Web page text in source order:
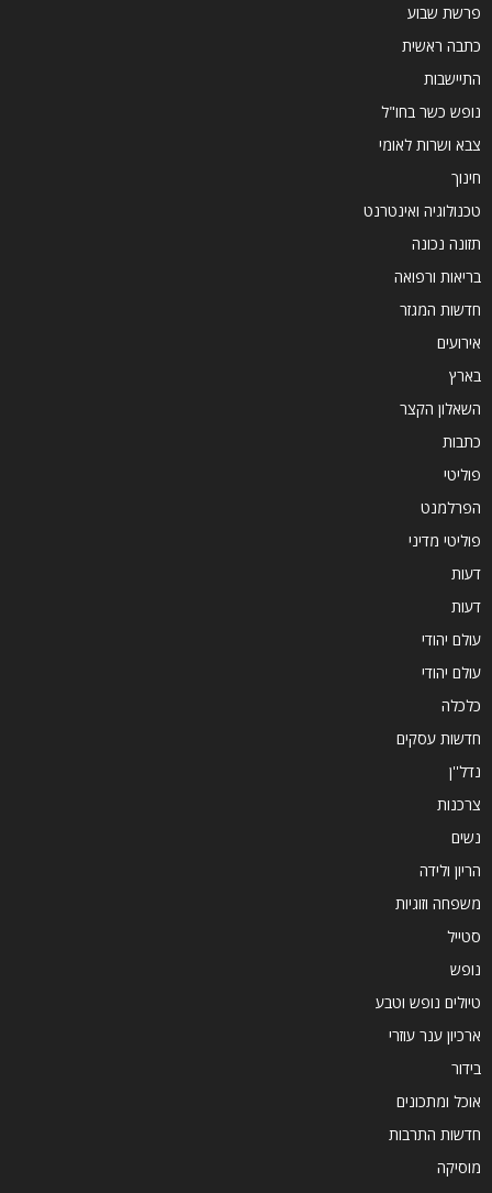
פרשת שבוע
כתבה ראשית
התיישבות
נופש כשר בחו"ל
צבא ושרות לאומי
חינוך
טכנולוגיה ואינטרנט
תזונה נכונה
בריאות ורפואה
חדשות המגזר
אירועים
בארץ
השאלון הקצר
כתבות
פוליטי
הפרלמנט
פוליטי מדיני
דעות
דעות
עולם יהודי
עולם יהודי
כלכלה
חדשות עסקים
נדל''ן
צרכנות
נשים
הריון ולידה
משפחה וזוגיות
סטייל
נופש
טיולים נופש וטבע
ארכיון ענר עוזרי
בידור
אוכל ומתכונים
חדשות התרבות
מוסיקה